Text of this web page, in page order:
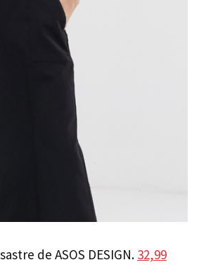
de ASOS DESIGN. 32,99